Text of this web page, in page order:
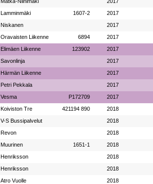
Lamminmäki 1607-2 2017
Niskanen 2017
Oravaisten Liikenne 6894 2017
Elimäen Liikenne 123902 2017
Savonlinja 2017
Härmän Liikenne 2017
Petri Pekkala 2017
Vesma P172709 2017
Koiviston Tre 421194 890 2018
V-S Bussipalvelut 2018
Revon 2018
Muurinen 1651-1 2018
Henriksson 2018
Henriksson 2018
Atro Vuolle 2018